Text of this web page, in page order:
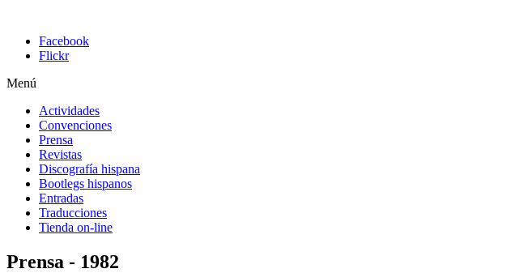
Facebook
Flickr
Menú
Actividades
Convenciones
Prensa
Revistas
Discografía hispana
Bootlegs hispanos
Entradas
Traducciones
Tienda on-line
Prensa - 1982